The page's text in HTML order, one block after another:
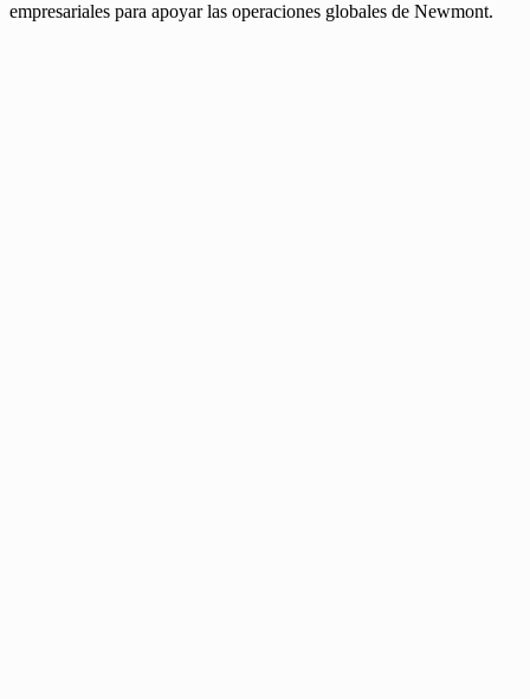
empresariales para apoyar las operaciones globales de Newmont.